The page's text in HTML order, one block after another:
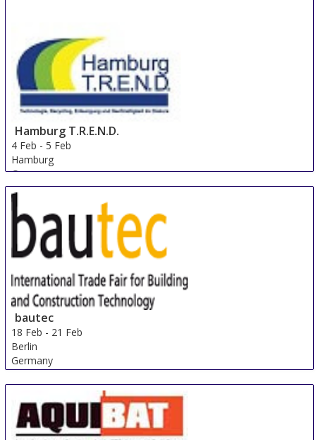
Hamburg T.R.E.N.D.
4 Feb -5 Feb
Hamburg
Germany
bautec
18 Feb - 21 Feb
Berlin
Germany